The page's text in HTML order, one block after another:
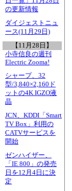
の更新情報
ダイジェストニュ
ース(11月29日)
【11月28日】
小寺信良の週刊
Electric Zooma!
シャープ、32
型/3,840×2,160ド
ットの4K IGZO液
晶
JCN、KDDI「Smart
TV Box」利用の
CATVサービスを
開始
ゼンハイザー、
「IE 800」の発売
日を12月4日に決
定